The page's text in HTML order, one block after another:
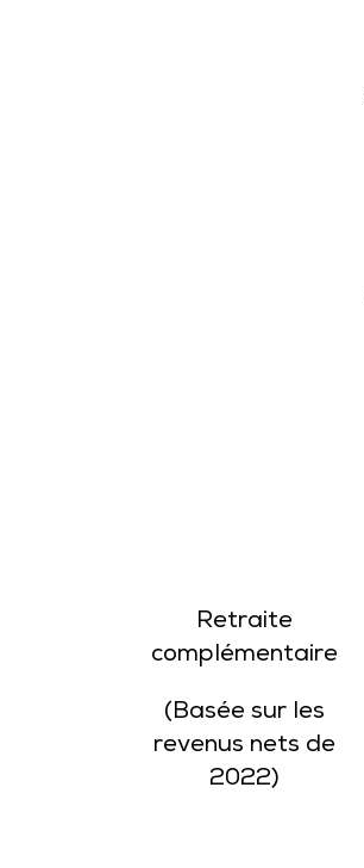
Retraite
complémentaire
(Basée sur les
revenus nets de
2022)